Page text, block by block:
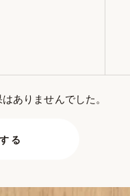
ありませんでした。
る